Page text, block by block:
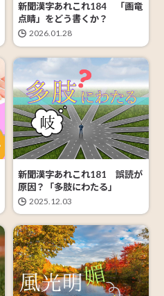
新聞漢字あれこれ184 「画竜
点睛」をどう書くか？
2026.01.28
新聞漢字あれこれ181 誤読が
原因？「多肢にわたる」
2025.12.03